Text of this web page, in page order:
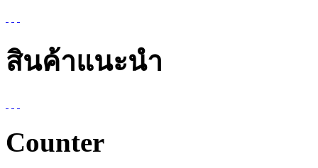
สินค้าแนะนำ
Counter